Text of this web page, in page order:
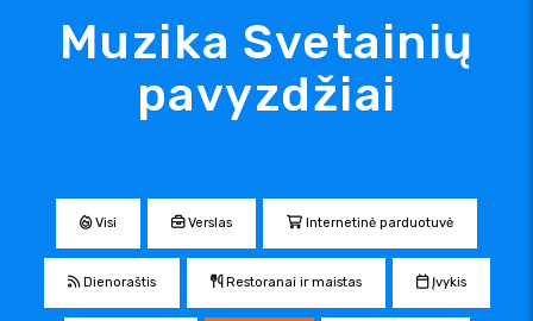
Muzika Svetainių
pavyzdžiai
Visi Verslas Internetinė parduotuvė
Dienoraštis Restoranai ir maistas Įvykis